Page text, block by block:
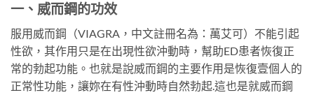
一、威而鋼的功效
服用威而鋼（VIAGRA，中文註冊名為：萬艾可）不能引起
性欲，其作用只是在出現性欲沖動時，幫助ED患者恢復正
常的勃起功能。也就是說威而鋼的主要作用是恢復壹個人的
正常性功能，讓妳在有性沖動時自然勃起.這也是就威而鋼